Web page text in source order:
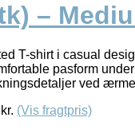
–
T-shirt i casual
pasform
ved
kr. (Vis fragtpris)